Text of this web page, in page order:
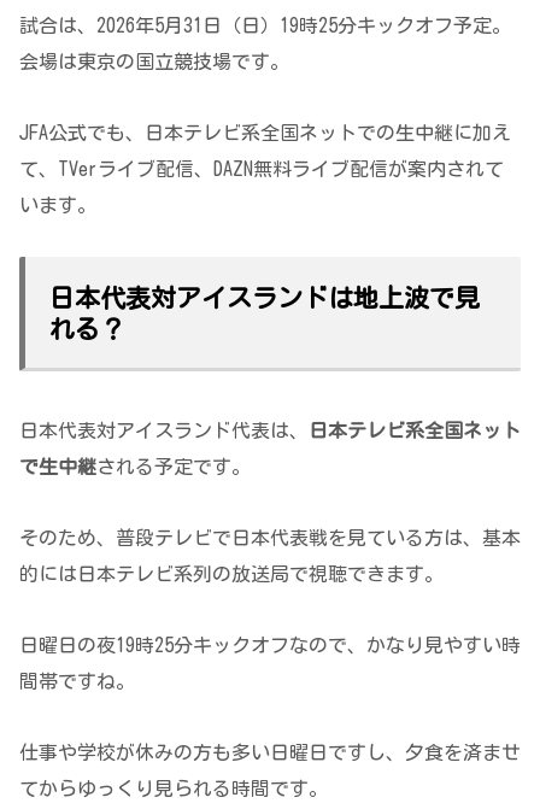
試合は、2026年5月31日（日）19時25分キックオフ予定。
会場は東京の国立競技場です。
JFA公式でも、日本テレビ系全国ネットでの生中継に加え
て、TVerライブ配信、DAZN無料ライブ配信が案内されて
います。
日本代表対アイスランドは地上波で見
れる？
日本代表対アイスランド代表は、
日本テレビ系全国ネット
で生中継される予定です。
そのため、普段テレビで日本代表戦を見ている方は、基本
的には日本テレビ系列の放送局で視聴できます。
日曜日の夜19時25分キックオフなので、かなり見やすい時
間帯ですね。
仕事や学校が休みの方も多い日曜日ですし、夕食を済ませ
てからゆっくり見られる時間です。